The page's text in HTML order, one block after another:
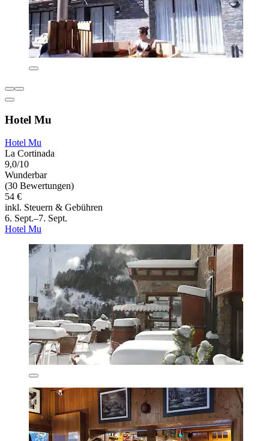
Hotel Mu
Hotel Mu
La Cortinada
9,0/10
Wunderbar
(30 Bewertungen)
54 €
inkl. Steuern & Gebühren
6. Sept.–7. Sept.
Hotel Mu